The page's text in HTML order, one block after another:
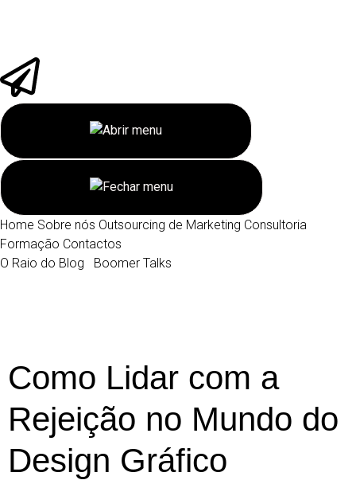
Home Sobre nós Outsourcing de Marketing Consultoria
Formação Contactos
O Raio do Blog
Boomer Talks
Como Lidar com a
Rejeição no Mundo do
Design Gráfico